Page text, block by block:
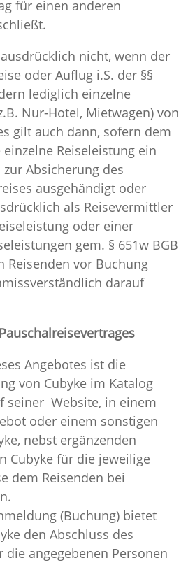
für einen anderen
nicht, wenn der
oder Auflug i.S. der §§
lediglich einzelne
Nur-Hotel, Mietwagen) von
gilt auch dann, sofern dem
Reiseleistung ein
Absicherung des
ausgehändigt oder
als Reisevermittler
oder einer
gem. § 651w BGB
Reisenden vor Buchung
darauf
Angebotes ist die
von Cubyke im Katalog
seiner Website, in einem
oder einem sonstigen
nebst ergänzenden
Cubyke für die jeweilige
dem Reisenden bei
(Buchung) bietet
den Abschluss des
die angegebenen Personen